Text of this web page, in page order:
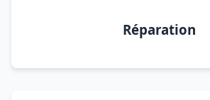
Réparation